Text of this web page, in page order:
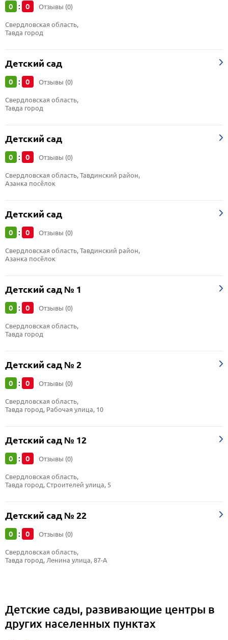
0 : 0 Отзывы (0)
Свердловская область,
Тавда город
Детский сад
0 : 0 Отзывы (0)
Свердловская область,
Тавда город
Детский сад
0 : 0 Отзывы (0)
Свердловская область, Тавдинский район,
Азанка посёлок
Детский сад
0 : 0 Отзывы (0)
Свердловская область, Тавдинский район,
Азанка посёлок
Детский сад № 1
0 : 0 Отзывы (0)
Свердловская область,
Тавда город
Детский сад № 2
0 : 0 Отзывы (0)
Свердловская область,
Тавда город, Рабочая улица, 10
Детский сад № 12
0 : 0 Отзывы (0)
Свердловская область,
Тавда город, Строителей улица, 5
Детский сад № 22
0 : 0 Отзывы (0)
Свердловская область,
Тавда город, Ленина улица, 87-А
Детские сады, развивающие центры в
других населенных пунктах